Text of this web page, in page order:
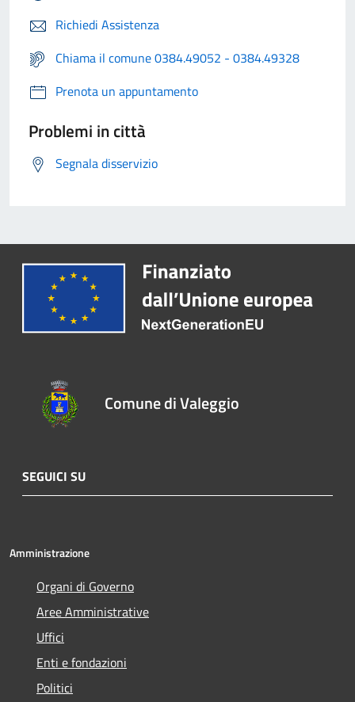
Richiedi Assistenza
Chiama il comune 0384.49052 - 0384.49328
Prenota un appuntamento
Problemi in città
Segnala disservizio
Comune di Valeggio
SEGUICI SU
Amministrazione
Organi di Governo
Aree Amministrative
Uffici
Enti e fondazioni
Politici